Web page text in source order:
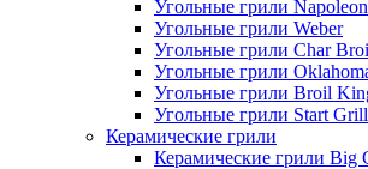
Угольные грили Napoleon
Угольные грили Weber
Угольные грили Char
Угольные грили
Угольные грили Broil
Угольные грили Start Grill
Керамические грили
Керамические грили Big